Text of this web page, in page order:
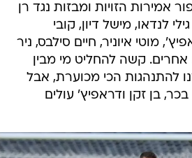
אמירות הזויות ומבזות נגד רן
לנדאו, מישל דיון, קובי
מוטי איוניר, חיים סילבס, ניר
אחרים. קשה להחליט מי מבין
להתנהגות הכי מכוערת, אבל
בן זקן ודראפיץ' עולים